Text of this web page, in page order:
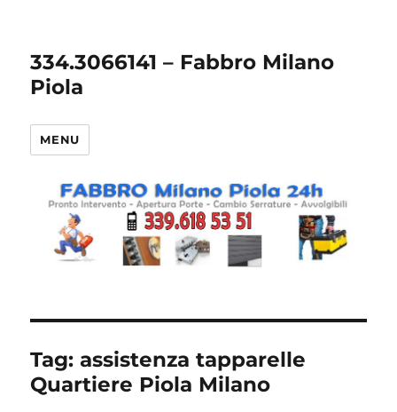
334.3066141 – Fabbro Milano
Piola
MENU
Tag:assistenza tapparelle
Quartiere Piola Milano